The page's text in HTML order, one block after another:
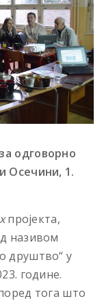
одговорно
Осечини, 1.
пројекта,
називом
друштво“ у
године.
тога што